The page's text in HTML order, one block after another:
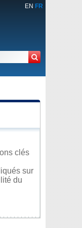
EN FR
clés
sur
du